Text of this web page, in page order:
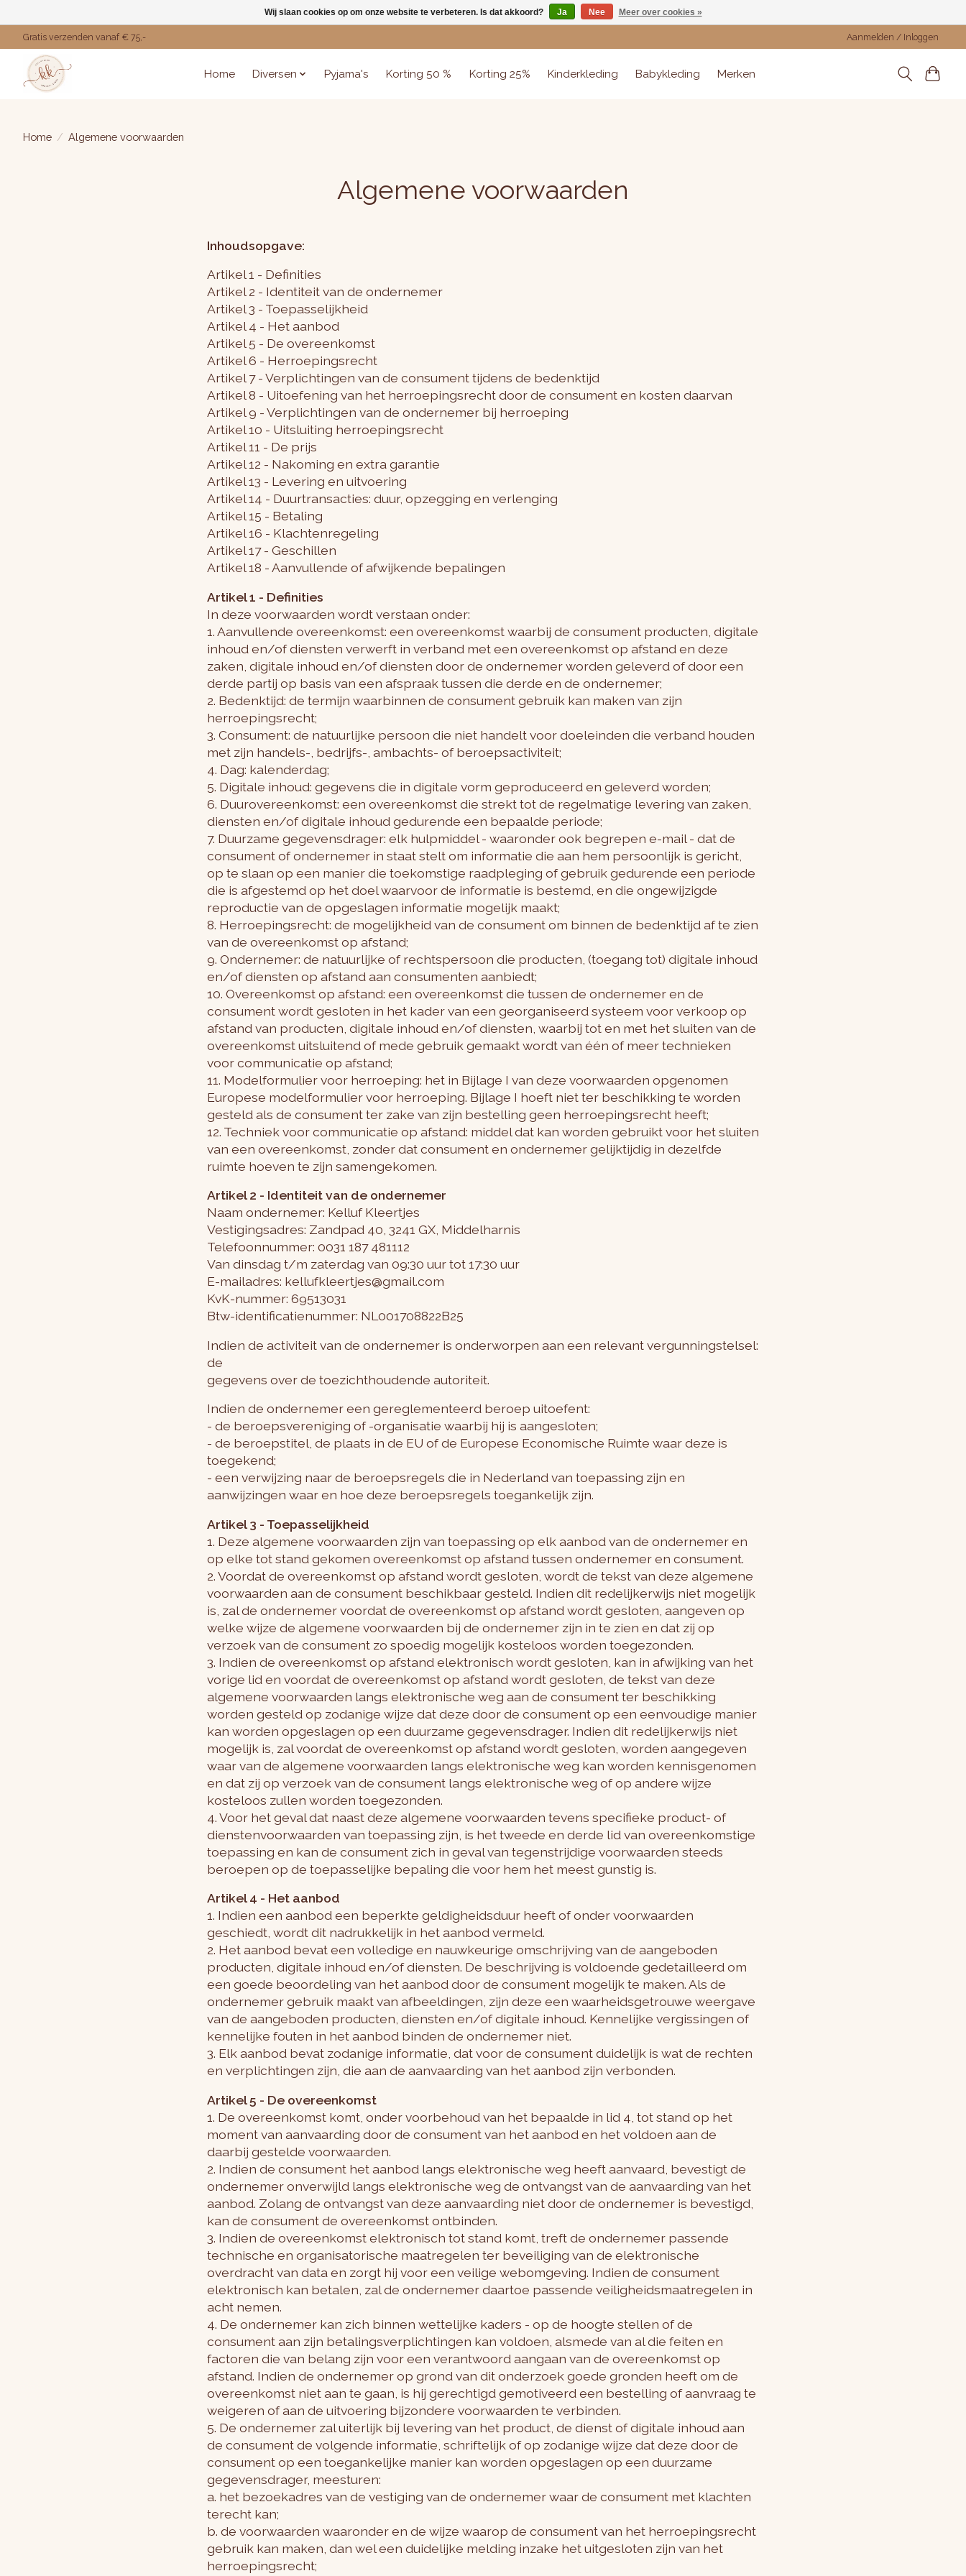
Gratis verzenden vanaf € 75,- Aanmelden / Inloggen
Home Diversen Pyjama's Korting 50 % Korting 25% Kinderkleding Babykleding Merken
Home / Algemene voorwaarden
Algemene voorwaarden
Inhoudsopgave:
Artikel 1 - Definities
Artikel 2 - Identiteit van de ondernemer
Artikel 3 - Toepasselijkheid
Artikel 4 - Het aanbod
Artikel 5 - De overeenkomst
Artikel 6 - Herroepingsrecht
Artikel 7 - Verplichtingen van de consument tijdens de bedenktijd
Artikel 8 - Uitoefening van het herroepingsrecht door de consument en kosten daarvan
Artikel 9 - Verplichtingen van de ondernemer bij herroeping
Artikel 10 - Uitsluiting herroepingsrecht
Artikel 11 - De prijs
Artikel 12 - Nakoming en extra garantie
Artikel 13 - Levering en uitvoering
Artikel 14 - Duurtransacties: duur, opzegging en verlenging
Artikel 15 - Betaling
Artikel 16 - Klachtenregeling
Artikel 17 - Geschillen
Artikel 18 - Aanvullende of afwijkende bepalingen
Artikel 1 - Definities
In deze voorwaarden wordt verstaan onder:
1. Aanvullende overeenkomst: een overeenkomst waarbij de consument producten, digitale
inhoud en/of diensten verwerft in verband met een overeenkomst op afstand en deze
zaken, digitale inhoud en/of diensten door de ondernemer worden geleverd of door een
derde partij op basis van een afspraak tussen die derde en de ondernemer;
2. Bedenktijd: de termijn waarbinnen de consument gebruik kan maken van zijn
herroepingsrecht;
3. Consument: de natuurlijke persoon die niet handelt voor doeleinden die verband houden
met zijn handels-, bedrijfs-, ambachts- of beroepsactiviteit;
4. Dag: kalenderdag;
5. Digitale inhoud: gegevens die in digitale vorm geproduceerd en geleverd worden;
6. Duurovereenkomst: een overeenkomst die strekt tot de regelmatige levering van zaken,
diensten en/of digitale inhoud gedurende een bepaalde periode;
7. Duurzame gegevensdrager: elk hulpmiddel - waaronder ook begrepen e-mail - dat de
consument of ondernemer in staat stelt om informatie die aan hem persoonlijk is gericht,
op te slaan op een manier die toekomstige raadpleging of gebruik gedurende een periode
die is afgestemd op het doel waarvoor de informatie is bestemd, en die ongewijzigde
reproductie van de opgeslagen informatie mogelijk maakt;
8. Herroepingsrecht: de mogelijkheid van de consument om binnen de bedenktijd af te zien
van de overeenkomst op afstand;
9. Ondernemer: de natuurlijke of rechtspersoon die producten, (toegang tot) digitale inhoud
en/of diensten op afstand aan consumenten aanbiedt;
10. Overeenkomst op afstand: een overeenkomst die tussen de ondernemer en de
consument wordt gesloten in het kader van een georganiseerd systeem voor verkoop op
afstand van producten, digitale inhoud en/of diensten, waarbij tot en met het sluiten van de
overeenkomst uitsluitend of mede gebruik gemaakt wordt van één of meer technieken
voor communicatie op afstand;
11. Modelformulier voor herroeping: het in Bijlage I van deze voorwaarden opgenomen
Europese modelformulier voor herroeping. Bijlage I hoeft niet ter beschikking te worden
gesteld als de consument ter zake van zijn bestelling geen herroepingsrecht heeft;
12. Techniek voor communicatie op afstand: middel dat kan worden gebruikt voor het sluiten
van een overeenkomst, zonder dat consument en ondernemer gelijktijdig in dezelfde
ruimte hoeven te zijn samengekomen.
Artikel 2 - Identiteit van de ondernemer
Naam ondernemer: Kelluf Kleertjes
Vestigingsadres: Zandpad 40, 3241 GX, Middelharnis
Telefoonnummer: 0031 187 481112
Van dinsdag t/m zaterdag van 09:30 uur tot 17:30 uur
E-mailadres: kellufkleertjes@gmail.com
KvK-nummer: 69513031
Btw-identificatienummer: NL001708822B25
Indien de activiteit van de ondernemer is onderworpen aan een relevant vergunningstelsel:
de
gegevens over de toezichthoudende autoriteit.
Indien de ondernemer een gereglementeerd beroep uitoefent:
- de beroepsvereniging of -organisatie waarbij hij is aangesloten;
- de beroepstitel, de plaats in de EU of de Europese Economische Ruimte waar deze is
toegekend;
- een verwijzing naar de beroepsregels die in Nederland van toepassing zijn en
aanwijzingen waar en hoe deze beroepsregels toegankelijk zijn.
Artikel 3 - Toepasselijkheid
1. Deze algemene voorwaarden zijn van toepassing op elk aanbod van de ondernemer en
op elke tot stand gekomen overeenkomst op afstand tussen ondernemer en consument.
2. Voordat de overeenkomst op afstand wordt gesloten, wordt de tekst van deze algemene
voorwaarden aan de consument beschikbaar gesteld. Indien dit redelijkerwijs niet mogelijk
is, zal de ondernemer voordat de overeenkomst op afstand wordt gesloten, aangeven op
welke wijze de algemene voorwaarden bij de ondernemer zijn in te zien en dat zij op
verzoek van de consument zo spoedig mogelijk kosteloos worden toegezonden.
3. Indien de overeenkomst op afstand elektronisch wordt gesloten, kan in afwijking van het
vorige lid en voordat de overeenkomst op afstand wordt gesloten, de tekst van deze
algemene voorwaarden langs elektronische weg aan de consument ter beschikking
worden gesteld op zodanige wijze dat deze door de consument op een eenvoudige manier
kan worden opgeslagen op een duurzame gegevensdrager. Indien dit redelijkerwijs niet
mogelijk is, zal voordat de overeenkomst op afstand wordt gesloten, worden aangegeven
waar van de algemene voorwaarden langs elektronische weg kan worden kennisgenomen
en dat zij op verzoek van de consument langs elektronische weg of op andere wijze
kosteloos zullen worden toegezonden.
4. Voor het geval dat naast deze algemene voorwaarden tevens specifieke product- of
dienstenvoorwaarden van toepassing zijn, is het tweede en derde lid van overeenkomstige
toepassing en kan de consument zich in geval van tegenstrijdige voorwaarden steeds
beroepen op de toepasselijke bepaling die voor hem het meest gunstig is.
Artikel 4 - Het aanbod
1. Indien een aanbod een beperkte geldigheidsduur heeft of onder voorwaarden
geschiedt, wordt dit nadrukkelijk in het aanbod vermeld.
2. Het aanbod bevat een volledige en nauwkeurige omschrijving van de aangeboden
producten, digitale inhoud en/of diensten. De beschrijving is voldoende gedetailleerd om
een goede beoordeling van het aanbod door de consument mogelijk te maken. Als de
ondernemer gebruik maakt van afbeeldingen, zijn deze een waarheidsgetrouwe weergave
van de aangeboden producten, diensten en/of digitale inhoud. Kennelijke vergissingen of
kennelijke fouten in het aanbod binden de ondernemer niet.
3. Elk aanbod bevat zodanige informatie, dat voor de consument duidelijk is wat de rechten
en verplichtingen zijn, die aan de aanvaarding van het aanbod zijn verbonden.
Artikel 5 - De overeenkomst
1. De overeenkomst komt, onder voorbehoud van het bepaalde in lid 4, tot stand op het
moment van aanvaarding door de consument van het aanbod en het voldoen aan de
daarbij gestelde voorwaarden.
2. Indien de consument het aanbod langs elektronische weg heeft aanvaard, bevestigt de
ondernemer onverwijld langs elektronische weg de ontvangst van de aanvaarding van het
aanbod. Zolang de ontvangst van deze aanvaarding niet door de ondernemer is bevestigd,
kan de consument de overeenkomst ontbinden.
3. Indien de overeenkomst elektronisch tot stand komt, treft de ondernemer passende
technische en organisatorische maatregelen ter beveiliging van de elektronische
overdracht van data en zorgt hij voor een veilige webomgeving. Indien de consument
elektronisch kan betalen, zal de ondernemer daartoe passende veiligheidsmaatregelen in
acht nemen.
4. De ondernemer kan zich binnen wettelijke kaders - op de hoogte stellen of de
consument aan zijn betalingsverplichtingen kan voldoen, alsmede van al die feiten en
factoren die van belang zijn voor een verantwoord aangaan van de overeenkomst op
afstand. Indien de ondernemer op grond van dit onderzoek goede gronden heeft om de
overeenkomst niet aan te gaan, is hij gerechtigd gemotiveerd een bestelling of aanvraag te
weigeren of aan de uitvoering bijzondere voorwaarden te verbinden.
5. De ondernemer zal uiterlijk bij levering van het product, de dienst of digitale inhoud aan
de consument de volgende informatie, schriftelijk of op zodanige wijze dat deze door de
consument op een toegankelijke manier kan worden opgeslagen op een duurzame
gegevensdrager, meesturen:
a. het bezoekadres van de vestiging van de ondernemer waar de consument met klachten
terecht kan;
b. de voorwaarden waaronder en de wijze waarop de consument van het herroepingsrecht
gebruik kan maken, dan wel een duidelijke melding inzake het uitgesloten zijn van het
herroepingsrecht;
Wij slaan cookies op om onze website te verbeteren. Is dat akkoord? Ja Nee Meer over cookies »